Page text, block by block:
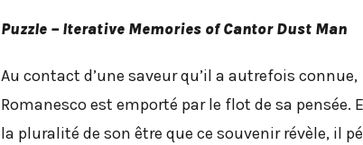
Puzzle – Iterative Memories of Cantor Dust Man
Au contact d’une saveur qu’il a autrefois connue,
Romanesco est emporté par le flot de sa pensée.
la pluralité de son être que ce souvenir révèle, il